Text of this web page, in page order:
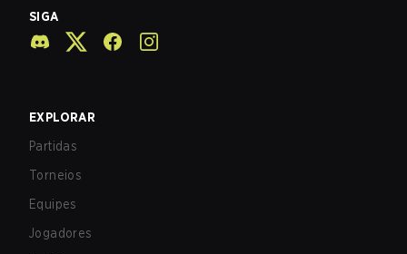
SIGA
EXPLORAR
Partidas
Torneios
Equipes
Jogadores